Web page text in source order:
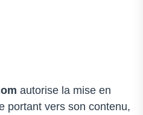
autorise la mise en
portant vers son contenu,